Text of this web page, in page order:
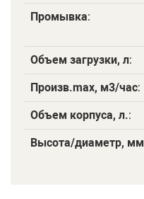
Промывка:
Объем загрузки, л:
Произв.maх, м3/час:
Объем корпуса, л.:
Высота/диаметр, мм